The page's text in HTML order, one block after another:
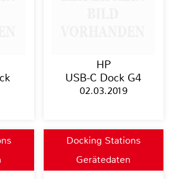
HP
USB-C Dock G4
02.03.2019
Docking Stations
Gerätedaten